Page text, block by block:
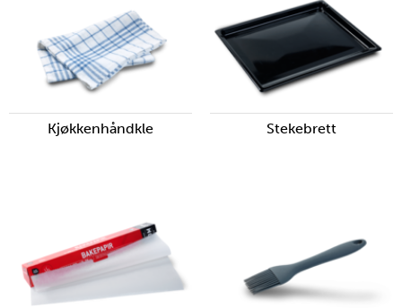
Kjøkkenhåndkle Stekebrett